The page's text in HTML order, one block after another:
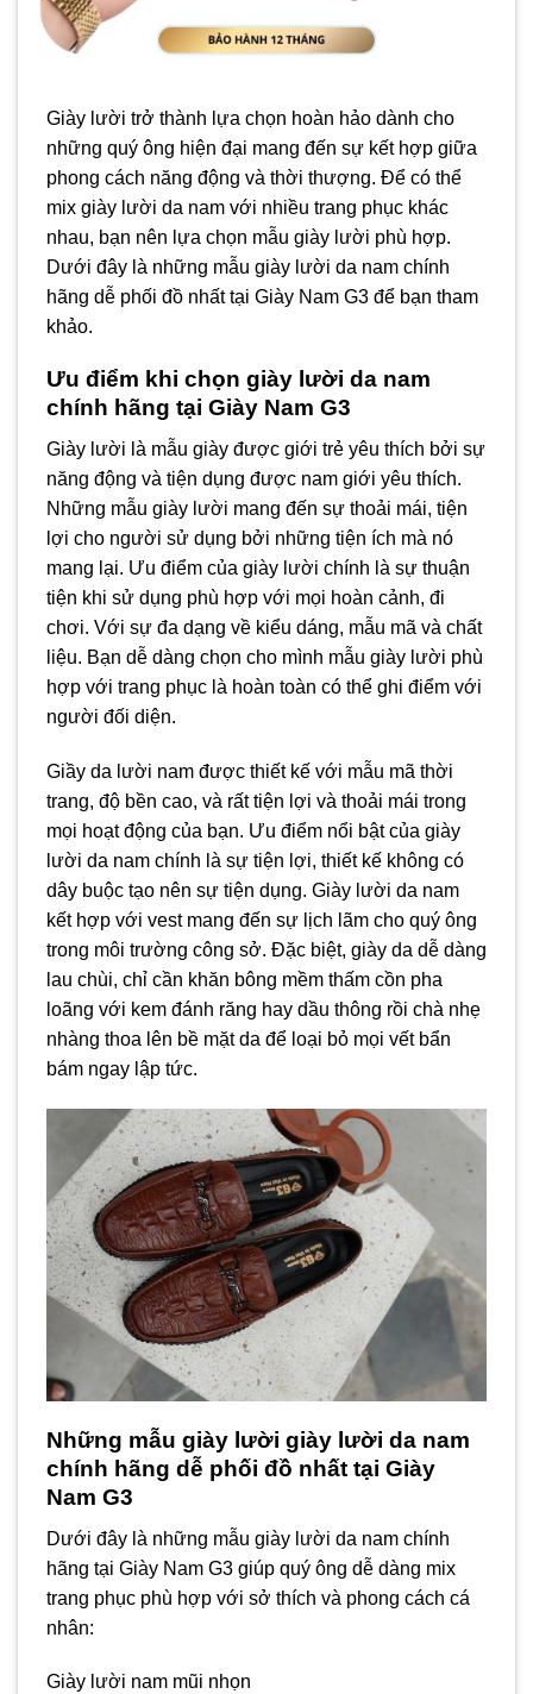
Giày lười trở thành lựa chọn hoàn hảo dành cho
những quý ông hiện đại mang đến sự kết hợp giữa
phong cách năng động và thời thượng. Để có thể
mix giày lười da nam với nhiều trang phục khác
nhau, bạn nên lựa chọn mẫu giày lười phù hợp.
Dưới đây là những mẫu giày lười da nam chính
hãng dễ phối đồ nhất tại Giày Nam G3 để bạn tham
khảo.
Ưu điểm khi chọn giày lười da nam
chính hãng tại Giày Nam G3
Giày lười là mẫu giày được giới trẻ yêu thích bởi sự
năng động và tiện dụng được nam giới yêu thích.
Những mẫu giày lười mang đến sự thoải mái, tiện
lợi cho người sử dụng bởi những tiện ích mà nó
mang lại. Ưu điểm của giày lười chính là sự thuận
tiện khi sử dụng phù hợp với mọi hoàn cảnh, đi
chơi. Với sự đa dạng về kiểu dáng, mẫu mã và chất
liệu. Bạn dễ dàng chọn cho mình mẫu giày lười phù
hợp với trang phục là hoàn toàn có thể ghi điểm với
người đối diện.
Giầy da lười nam được thiết kế với mẫu mã thời
trang, độ bền cao, và rất tiện lợi và thoải mái trong
mọi hoạt động của bạn. Ưu điểm nổi bật của giày
lười da nam chính là sự tiện lợi, thiết kế không có
dây buộc tạo nên sự tiện dụng. Giày lười da nam
kết hợp với vest mang đến sự lịch lãm cho quý ông
trong môi trường công sở. Đặc biệt, giày da dễ dàng
lau chùi, chỉ cần khăn bông mềm thấm cồn pha
loãng với kem đánh răng hay dầu thông rồi chà nhẹ
nhàng thoa lên bề mặt da để loại bỏ mọi vết bẩn
bám ngay lập tức.
Những mẫu giày lười giày lười da nam
chính hãng dễ phối đồ nhất tại Giày
Nam G3
Dưới đây là những mẫu giày lười da nam chính
hãng tại Giày Nam G3 giúp quý ông dễ dàng mix
trang phục phù hợp với sở thích và phong cách cá
nhân:
Giày lười nam mũi nhọn